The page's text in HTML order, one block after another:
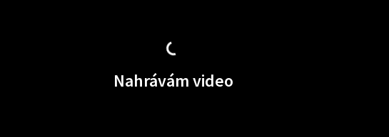
Nahrávám video